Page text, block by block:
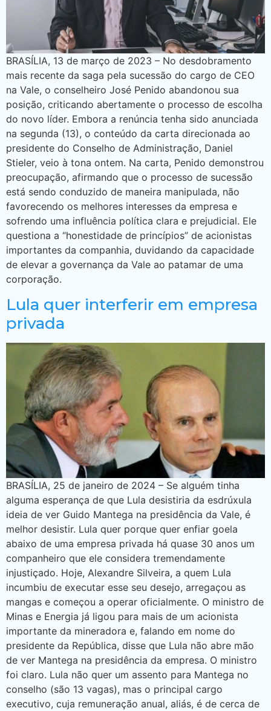
BRASÍLIA, 13 de março de 2023 – No desdobramento
mais recente da saga pela sucessão do cargo de CEO
na Vale, o conselheiro José Penido abandonou sua
posição, criticando abertamente o processo de escolha
do novo líder. Embora a renúncia tenha sido anunciada
na segunda (13), o conteúdo da carta direcionada ao
presidente do Conselho de Administração, Daniel
Stieler, veio à tona ontem. Na carta, Penido demonstrou
preocupação, afirmando que o processo de sucessão
está sendo conduzido de maneira manipulada, não
favorecendo os melhores interesses da empresa e
sofrendo uma influência política clara e prejudicial. Ele
questiona a “honestidade de princípios” de acionistas
importantes da companhia, duvidando da capacidade
de elevar a governança da Vale ao patamar de uma
corporação.
Lula quer interferir em empresa
privada
BRASÍLIA, 25 de janeiro de 2024 – Se alguém tinha
alguma esperança de que Lula desistiria da esdrúxula
ideia de ver Guido Mantega na presidência da Vale, é
melhor desistir. Lula quer porque quer enfiar goela
abaixo de uma empresa privada há quase 30 anos um
companheiro que ele considera tremendamente
injustiçado. Hoje, Alexandre Silveira, a quem Lula
incumbiu de executar esse seu desejo, arregaçou as
mangas e começou a operar oficialmente. O ministro de
Minas e Energia já ligou para mais de um acionista
importante da mineradora e, falando em nome do
presidente da República, disse que Lula não abre mão
de ver Mantega na presidência da empresa. O ministro
foi claro. Lula não quer um assento para Mantega no
conselho (são 13 vagas), mas o principal cargo
executivo, cuja remuneração anual, aliás, é de cerca de